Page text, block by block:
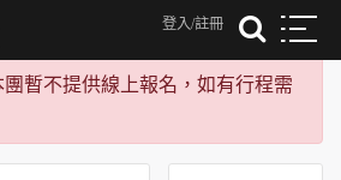
登入/註冊
暫不提供線上報名，如有行程需